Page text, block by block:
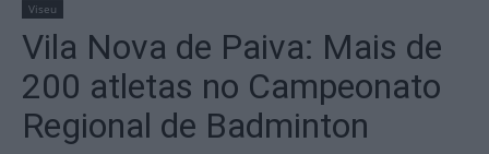
Viseu
Vila Nova de Paiva: Mais de
200 atletas no Campeonato
Regional de Badminton